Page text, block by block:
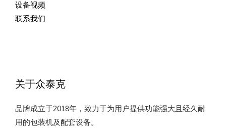
设备视频
联系我们
关于众泰克
品牌成立于2018年，致力于为用户提供功能强大且经久耐
用的包装机及配套设备。